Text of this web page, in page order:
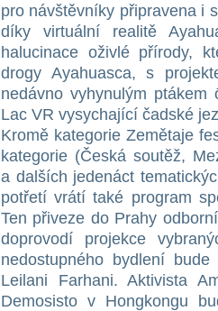
pro návštěvníky připravena i
díky virtuální realitě
halucinace oživlé přírody,
drogy Ayahuasca, s
nedávno vyhynulým
Lac VR vysychající čadské
Kromě kategorie Zemětaje
kategorie (Česká soutěž,
a dalších jedenáct
potřetí vrátí také program
Ten přiveze do Prahy
doprovodí projekce
nedostupného bydlení
Leilani Farhani. Aktivista
Demosisto v Hongkongu